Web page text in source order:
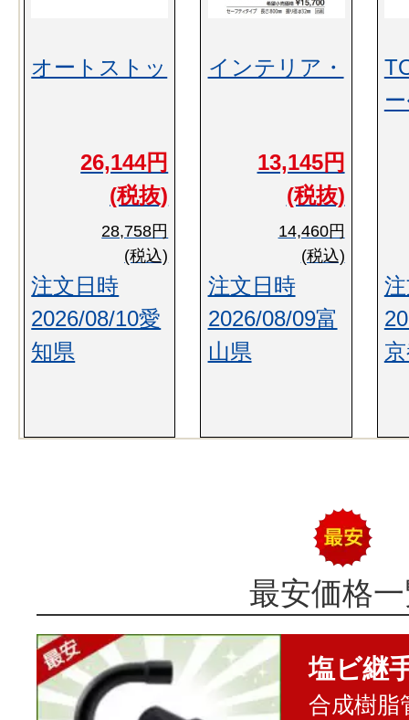
オートストッ
26,144円
(税抜)
28,758円
(税込)
注文日時
2026/08/10愛
知県
インテリア・
13,145円
(税抜)
14,460円
(税込)
注文日時
2026/08/09富
山県
最安価格
塩ビ継
合成樹脂